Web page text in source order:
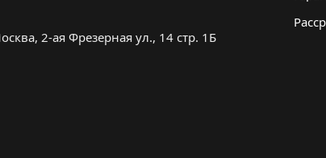
2-ая Фрезерная ул., 14 стр. 1Б